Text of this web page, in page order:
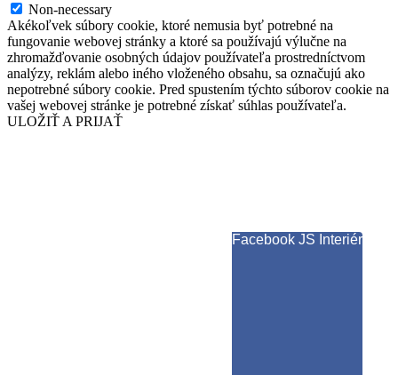
Non-necessary
Akékoľvek súbory cookie, ktoré nemusia byť potrebné na
fungovanie webovej stránky a ktoré sa používajú výlučne na
zhromažďovanie osobných údajov používateľa prostredníctvom
analýzy, reklám alebo iného vloženého obsahu, sa označujú ako
nepotrebné súbory cookie. Pred spustením týchto súborov cookie na
vašej webovej stránke je potrebné získať súhlas používateľa.
ULOŽIŤ A PRIJAŤ
Facebook JS Interiér